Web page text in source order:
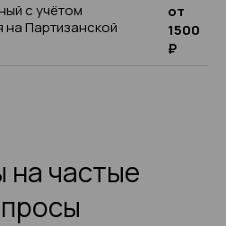
с учётом
Партизанской
от
1500
₽
на частые